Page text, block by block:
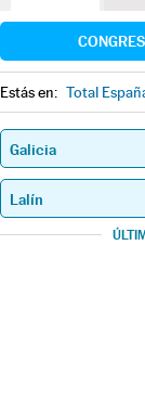
Estás en: Total